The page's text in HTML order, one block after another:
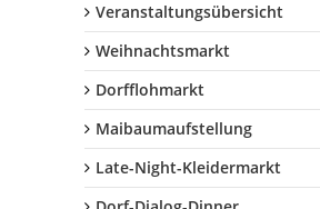
Veranstaltungsübersicht
Weihnachtsmarkt
Dorfflohmarkt
Maibaumaufstellung
Late-Night-Kleidermarkt